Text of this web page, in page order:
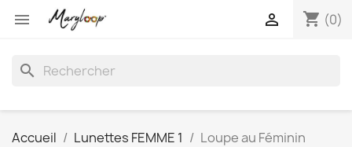
 shopping_cart (0)

search
Accueil Lunettes FEMME 1 Loupe au Féminin